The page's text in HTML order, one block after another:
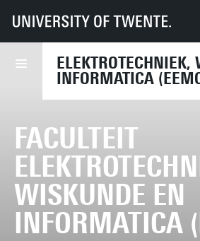
ELEKTROTECHNIEK,
INFORMATICA
UT Faculteiten EEMCS
FACULTEIT
WISKUNDE EN
INFORMATICA